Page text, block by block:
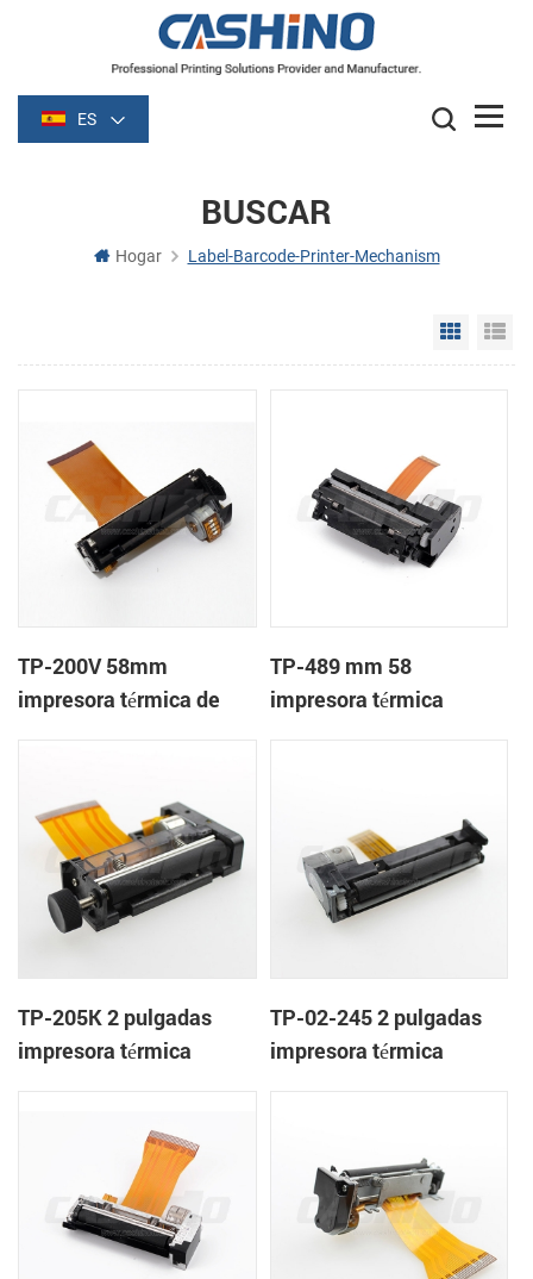
ES
BUSCAR
Hogar Label-Barcode-Printer-Mechanism
Grid
TP-200V 58mm
impresora térmica de
TP-489 mm 58
impresora térmica
TP-205K 2 pulgadas
impresora térmica
TP-02-245 2 pulgadas
impresora térmica